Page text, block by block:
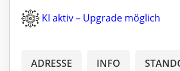
KI aktiv – Upgrade möglich
ADRESSE INFO